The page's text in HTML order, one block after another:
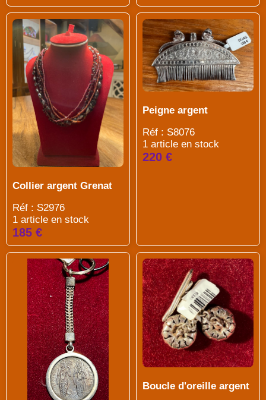
Collier argent Grenat
Réf : S2976
1 article en stock
185 €
Peigne argent
Réf : S8076
1 article en stock
220 €
Boucle d'oreille argent